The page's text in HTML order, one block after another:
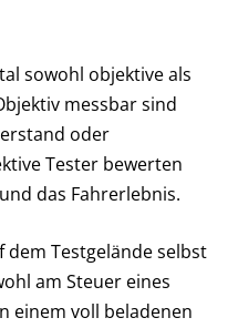
sowohl objektive als
messbar sind
oder
Tester bewerten
das Fahrerlebnis.
dem Testgelände selbst
am Steuer eines
einem voll beladenen